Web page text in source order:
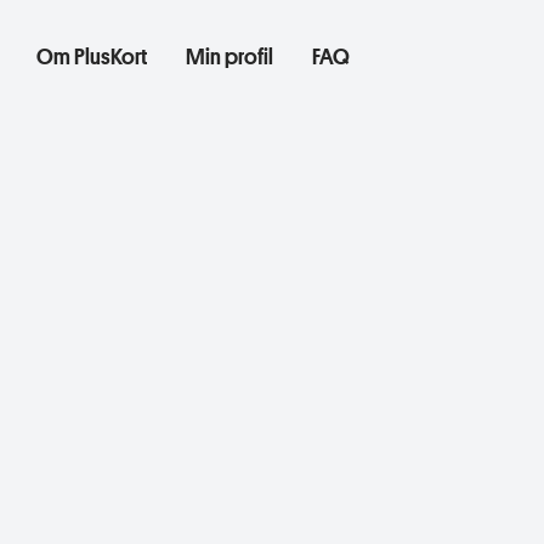
Om PlusKort Min profil FAQ